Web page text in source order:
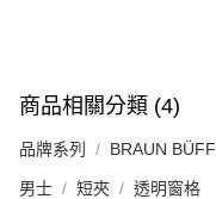
商品相關分類 (4)
品牌系列 BRAUN
男士 短夾 透明窗格